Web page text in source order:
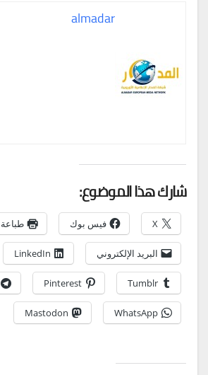
almadar
شارك هذا الموضوع:
X فيس بوك طباعة
البريد الإلكتروني LinkedIn
Tumblr
Pinterest
WhatsApp
Mastodon